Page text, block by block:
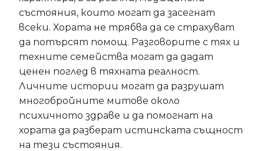
състояния, които могат да засегнат
всеки. Хората не трябва да се страхуват
да потърсят помощ. Разговорите с тях и
техните семейства могат да дадат
ценен поглед в тяхната реалност.
Личните истории могат да разрушат
многобройните митове около
психичното здраве и да помогнат на
хората да разберат истинската същност
на тези състояния.